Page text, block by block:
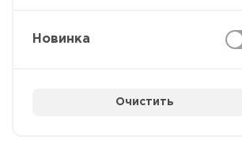
Новинка
Очистить